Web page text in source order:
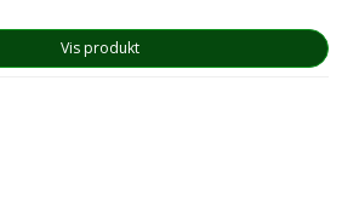
Vis produkt